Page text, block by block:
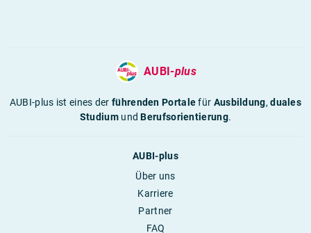
AUBI-plus
AUBI-plus ist eines derführenden Portalefür Ausbildung,duales
StudiumundBerufsorientierung.
AUBI-plus
Über uns
Karriere
Partner
FAQ